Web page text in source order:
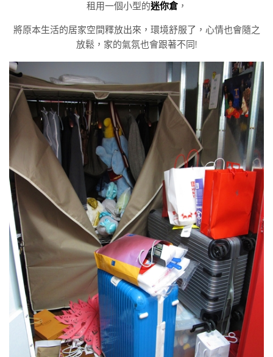
租用一個小型的迷你倉，
將原本生活的居家空間釋放出來，環境舒服了，心情也會隨之
放鬆，家的氣氛也會跟著不同!